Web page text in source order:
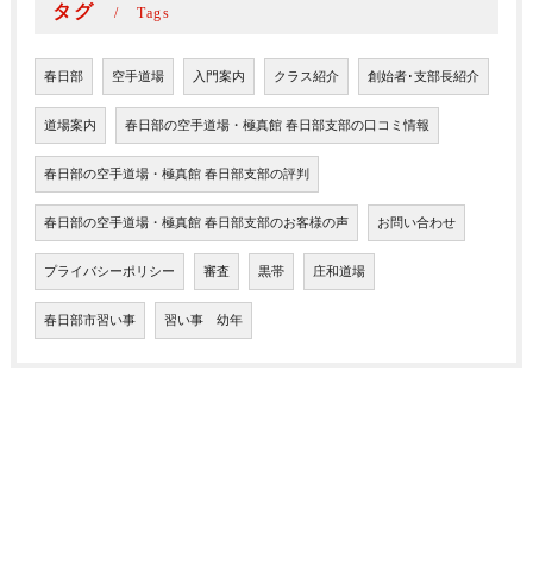
タグ Tags
春日部 空手道場 入門案内 クラス紹介 創始者･支部長紹介
道場案内 春日部の空手道場・極真館 春日部支部の口コミ情報
春日部の空手道場・極真館 春日部支部の評判
春日部の空手道場・極真館 春日部支部のお客様の声 お問い合わせ
プライバシーポリシー 審査 黒帯 庄和道場
春日部市習い事 習い事 幼年